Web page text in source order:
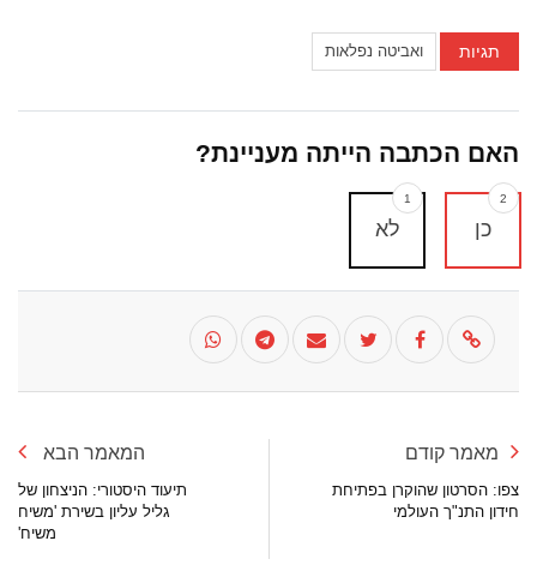
תגיות ואביטה נפלאות
האם הכתבה הייתה מעניינת?
כן
2
לא
1
מאמר קודם
צפו: הסרטון שהוקרן בפתיחת
חידון התנ"ך העולמי
המאמר הבא
תיעוד היסטורי: הניצחון של
גליל עליון בשירת 'משיח
משיח'